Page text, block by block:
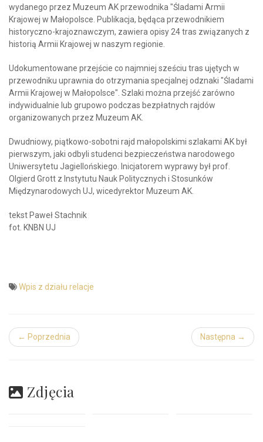
wydanego przez Muzeum AK przewodnika "Śladami Armii
Krajowej w Małopolsce. Publikacja, będąca przewodnikiem
historyczno-krajoznawczym, zawiera opisy 24 tras związanych z
historią Armii Krajowej w naszym regionie.
Udokumentowane przejście co najmniej sześciu tras ujętych w
przewodniku uprawnia do otrzymania specjalnej odznaki "Śladami
Armii Krajowej w Małopolsce". Szlaki można przejść zarówno
indywidualnie lub grupowo podczas bezpłatnych rajdów
organizowanych przez Muzeum AK.
Dwudniowy, piątkowo-sobotni rajd małopolskimi szlakami AK był
pierwszym, jaki odbyli studenci bezpieczeństwa narodowego
Uniwersytetu Jagiellońskiego. Inicjatorem wyprawy był prof.
Olgierd Grott z Instytutu Nauk Politycznych i Stosunków
Międzynarodowych UJ, wicedyrektor Muzeum AK.
tekst Paweł Stachnik
fot. KNBN UJ
Wpis z działu relacje
← Poprzednia Następna →
Zdjęcia